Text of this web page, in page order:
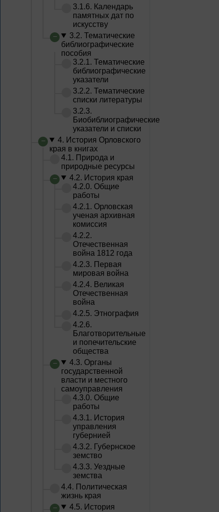
3.1.6. Календарь
памятных дат по
искусству
3.2. Тематические
библиографические
пособия
3.2.1. Тематические
библиографические
указатели
3.2.2. Тематические
списки литературы
3.2.3.
Биобиблиографические
указатели и списки
4. История Орловского
края в книгах
4.1. Природа и
природные ресурсы
4.2. История края
4.2.0. Общие
работы
4.2.1. Орловская
ученая архивная
комиссия
4.2.2.
Отечественная
война 1812 года
4.2.3. Первая
мировая война
4.2.4. Великая
Отечественная
война
4.2.5. Этнография
4.2.6.
Благотворительные
и попечительские
общества
4.3. Органы
государственной
власти и местного
самоуправления
4.3.0. Общие
работы
4.3.1. История
управления
губернией
4.3.2. Губернское
земство
4.3.3. Уездные
земства
4.4. Политическая
жизнь края
4.5. История